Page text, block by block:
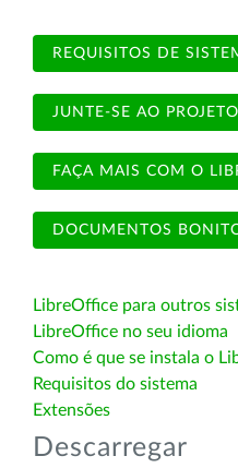
REQUISITOS DE
JUNTE-SE AO
FAÇA MAIS COM O
DOCUMENTOS
LibreOffice para outros
LibreOffice no seu idioma
Como é que se instala o
Requisitos do sistema
Extensões
Descarregar